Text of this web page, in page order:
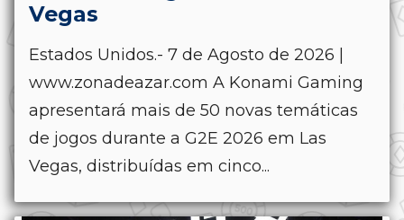
Vegas
Estados Unidos.- 7 de Agosto de 2026 |
www.zonadeazar.com A Konami Gaming
apresentará mais de 50 novas temáticas
de jogos durante a G2E 2026 em Las
Vegas, distribuídas em cinco...